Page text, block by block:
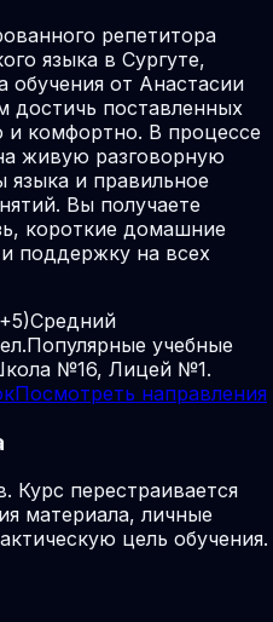
репетитора
языка в Сургуте,
обучения от Анастасии
достичь поставленных
и комфортно. В процессе
живую разговорную
языка и правильное
Вы получаете
короткие домашние
поддержку на всех
Средний
Популярные учебные
№16, Лицей №1.
Посмотреть направления
Курс перестраивается
материала, личные
цель обучения.